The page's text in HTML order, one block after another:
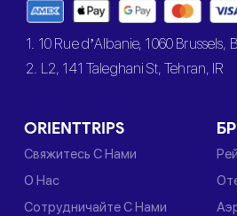
1. 10 Rue d’Albanie, 1060 Brussels,
2. L2, 141 Taleghani St, Tehran, IR
ORIENTTRIPS
Свяжитесь С Нами
О Нас
Сотрудничайте С Нами